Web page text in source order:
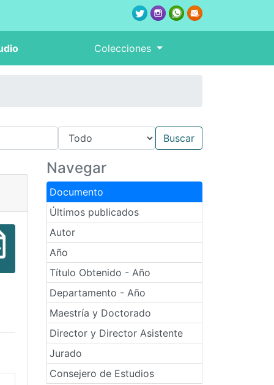
Colecciones
Navegar
Documento
Últimos publicados
Autor
Año
Título Obtenido - Año
Departamento - Año
Maestría y Doctorado
Director y Director Asistente
Jurado
Consejero de Estudios